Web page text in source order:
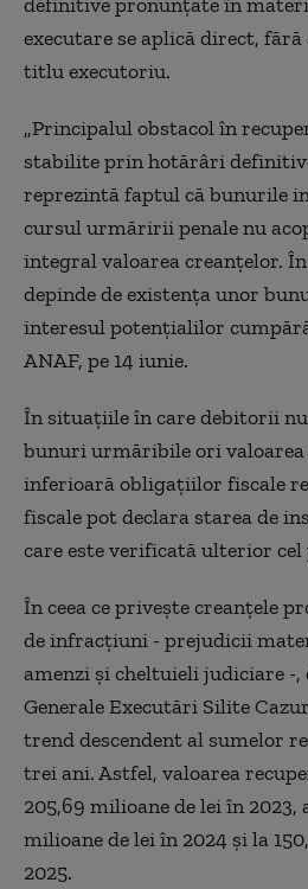
executare se aplică direct,
titlu executoriu.
„Principalul obstacol în
stabilite prin hotărâri
reprezintă faptul că bunurile
cursul urmăririi penale nu
integral valoarea creanţelor.
depinde de existenţa unor
interesul potenţialilor
ANAF, pe 14 iunie.
În situaţiile în care debitorii
bunuri urmăribile ori valoarea
inferioară obligaţiilor fiscale
fiscale pot declara starea de
care este verificată ulterior cel
În ceea ce priveşte creanţele
de infracţiuni - prejudicii
amenzi şi cheltuieli judiciare -
Generale Executări Silite
trend descendent al sumelor
trei ani. Astfel, valoarea
205,69 milioane de lei în 2023,
milioane de lei în 2024 şi la
2025.